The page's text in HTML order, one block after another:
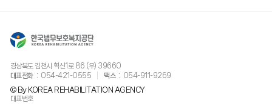
경상북도 김천시 혁신1로 86 (우) 39660
대표전화
054-421-0555 팩스 054-911-9269
© By KOREA REHABILITATION AGENCY
대표번호